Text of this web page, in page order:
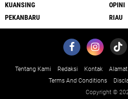
KUANSING
OPINI
PEKANBARU
RIAU
Tentang Kami Redaksi Kontak Alamat
Terms And Conditions
Copyright ©